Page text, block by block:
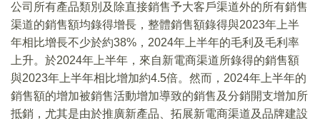
公司所有產品類別及除直接銷售予大客戶渠道外的所有銷售
渠道的銷售額均錄得增長，整體銷售額錄得與2023年上半
年相比增長不少於約38%，2024年上半年的毛利及毛利率
上升。於2024年上半年，來自新電商渠道所錄得的銷售額
與2023年上半年相比增加約4.5倍。然而，2024年上半年的
銷售額的增加被銷售活動增加導致的銷售及分銷開支增加所
抵銷，尤其是由於推廣新產品、拓展新電商渠道及品牌建設